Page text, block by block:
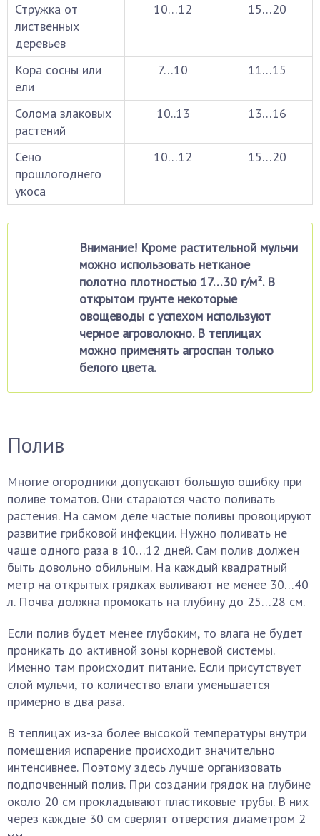
Стружка от
лиственных
деревьев
10…12 15…20
Кора сосны или
ели
7…10 11…15
Солома злаковых
растений
10..13 13…16
Сено
прошлогоднего
укоса
10…12 15…20
Внимание! Кроме растительной мульчи
можно использовать нетканое
полотно плотностью 17…30 г/м². В
открытом грунте некоторые
овощеводы с успехом используют
черное агроволокно. В теплицах
можно применять агроспан только
белого цвета.
Полив
Многие огородники допускают большую ошибку при
поливе томатов. Они стараются часто поливать
растения. На самом деле частые поливы провоцируют
развитие грибковой инфекции. Нужно поливать не
чаще одного раза в 10…12 дней. Сам полив должен
быть довольно обильным. На каждый квадратный
метр на открытых грядках выливают не менее 30…40
л. Почва должна промокать на глубину до 25…28 см.
Если полив будет менее глубоким, то влага не будет
проникать до активной зоны корневой системы.
Именно там происходит питание. Если присутствует
слой мульчи, то количество влаги уменьшается
примерно в два раза.
В теплицах из-за более высокой температуры внутри
помещения испарение происходит значительно
интенсивнее. Поэтому здесь лучше организовать
подпочвенный полив. При создании грядок на глубине
около 20 см прокладывают пластиковые трубы. В них
через каждые 30 см сверлят отверстия диаметром 2